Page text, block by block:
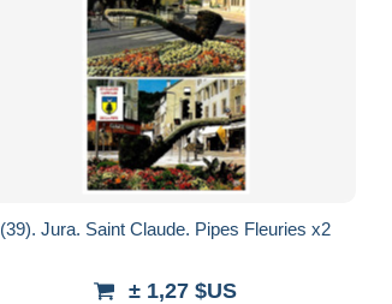
(39). Jura. Saint Claude. Pipes Fleuries x2
± 1,27 $US